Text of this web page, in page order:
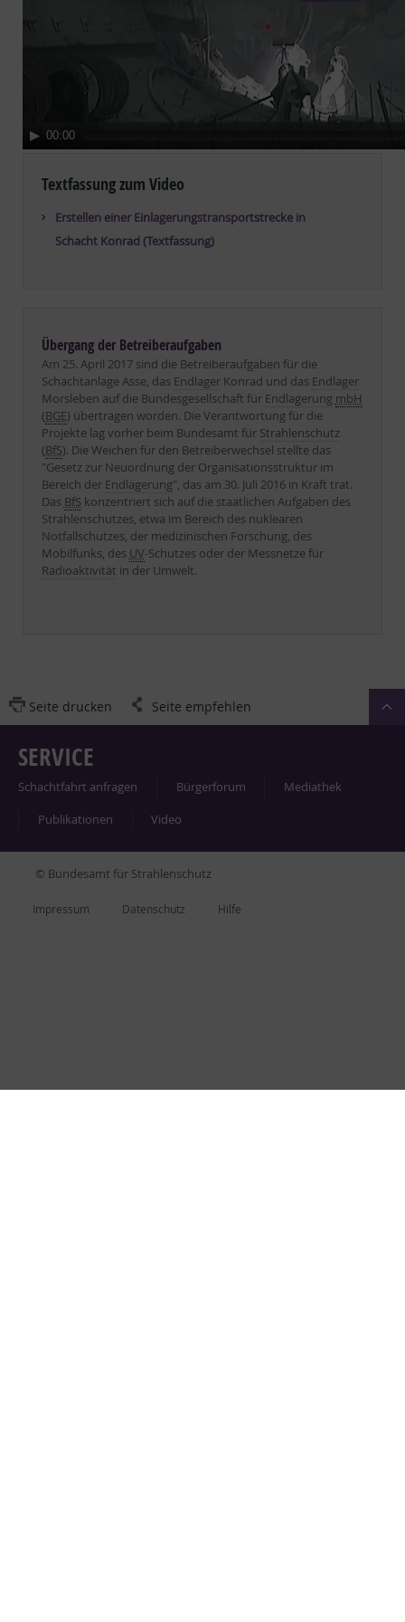
00:00
Textfassung zum Video
Erstellen einer Einlagerungstransportstrecke in
Schacht Konrad (Textfassung)
Übergang der Betreiberaufgaben
Am 25. April 2017 sind die Betreiberaufgaben für die
Schachtanlage Asse, das EndlagerKonrad und das Endlager
Morsleben auf die Bundesgesellschaft für Endlagerung mbH
(BGE) übertragen worden. Die Verantwortung für die
Projekte lag vorher beim Bundesamt für Strahlenschutz
(BfS). Die Weichen für den Betreiberwechsel stellte das
"Gesetz zur Neuordnung der Organisationsstruktur im
Bereich der Endlagerung", das am 30. Juli 2016 in Kraft trat.
Das BfS konzentriert sich auf die staatlichen Aufgaben des
Strahlenschutzes, etwa im Bereich des nuklearen
Notfallschutzes, der medizinischen Forschung, des
Mobilfunks, des UV-Schutzes oder der Messnetze für
Radioaktivität in der Umwelt.
Seite drucken Seite empfehlen
SERVICE
Schacht­fahrt an­fra­gen Bür­ger­fo­rum
Me­dia­thek
Pu­bli­ka­tio­nen
Vi­deo
© Bundesamt für Strahlenschutz
Im­pres­s­um Da­ten­schutz Hil­fe